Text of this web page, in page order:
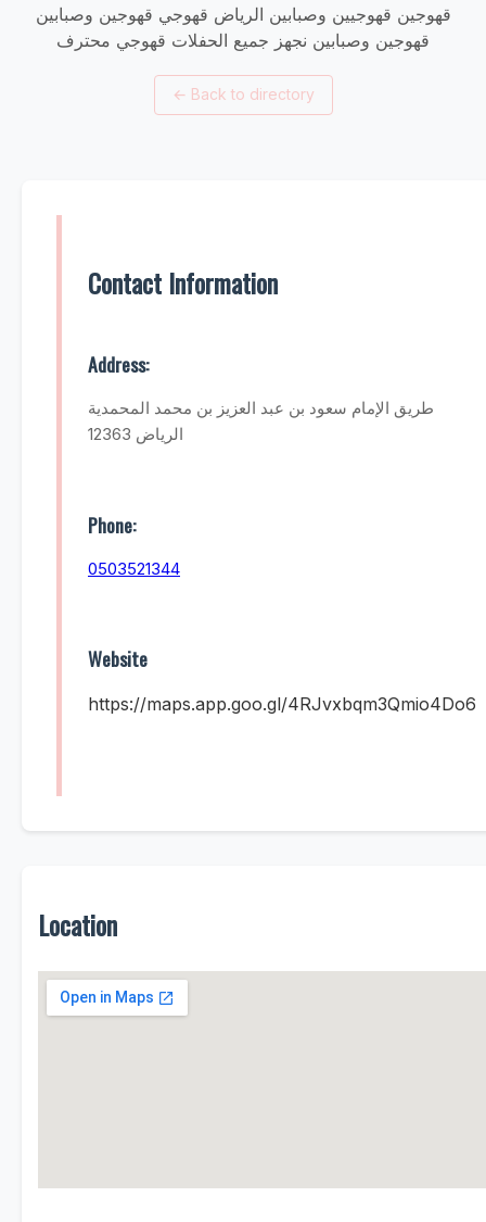
قهوجين قهوجيين وصبابين الرياض قهوجي قهوجين وصبابين
قهوجين وصبابين نجهز جميع الحفلات قهوجي محترف
← Back to directory
Contact Information
Address:
طريق الإمام سعود بن عبد العزيز بن محمد المحمدية
الرياض 12363
Phone:
0503521344
Website
https://maps.app.goo.gl/4RJvxbqm3Qmio4Do6
Location